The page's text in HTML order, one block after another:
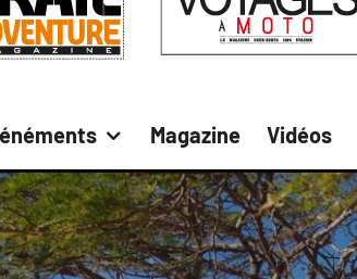
Magazine Vidéos